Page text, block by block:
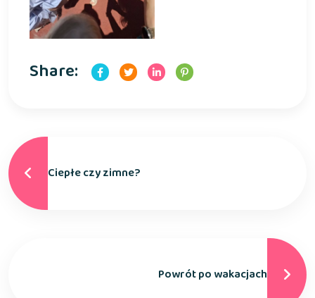
Share:
Ciepłe czy zimne?
Powrót po wakacjach